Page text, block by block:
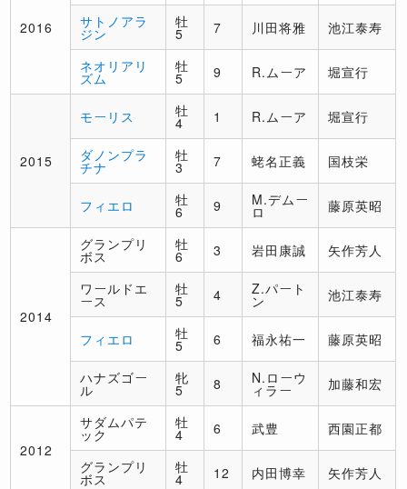
2016 サトノアラ
ジン
牡
5 7 川田将雅 池江泰寿
ネオリアリ
ズム
牡
5 9 R.ムーア 堀宣行
2015
モーリス 牡
4 1 R.ムーア 堀宣行
ダノンプラ
チナ
牡
3 7 蛯名正義 国枝栄
フィエロ 牡
6 9 M.デムー
ロ 藤原英昭
2014
グランプリ
ボス
牡
6 3 岩田康誠 矢作芳人
ワールドエ
ース
牡
5 4 Z.パート
ン 池江泰寿
フィエロ 牡
5 6 福永祐一 藤原英昭
ハナズゴー
ル
牝
5 8 N.ローウ
ィラー 加藤和宏
2012
サダムパテ
ック
牡
4 6 武豊 西園正都
グランプリ
ボス
牡
4 12 内田博幸 矢作芳人